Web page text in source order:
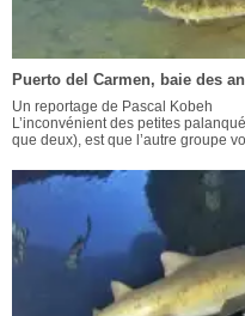
Puerto del Carmen, baie des
Un reportage de Pascal Kobeh
L’inconvénient des petites
que deux), est que l’autre groupe